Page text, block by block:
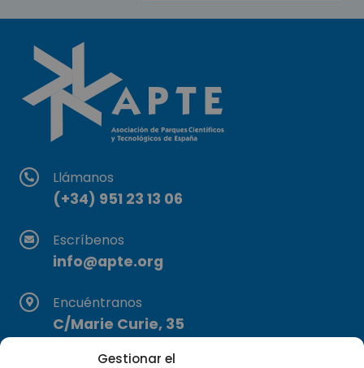
Gestionar el
Llámanos
(+34) 951 23 13 06
Escríbenos
info@apte.org
Encuéntranos
C/Marie Curie, 35